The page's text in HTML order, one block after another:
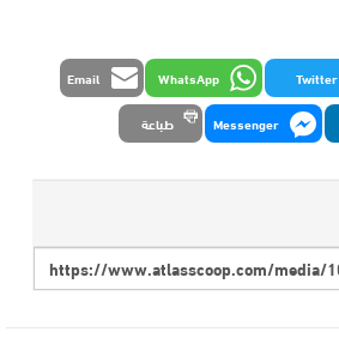
Twitter
WhatsApp
Email
Messenger طباعة